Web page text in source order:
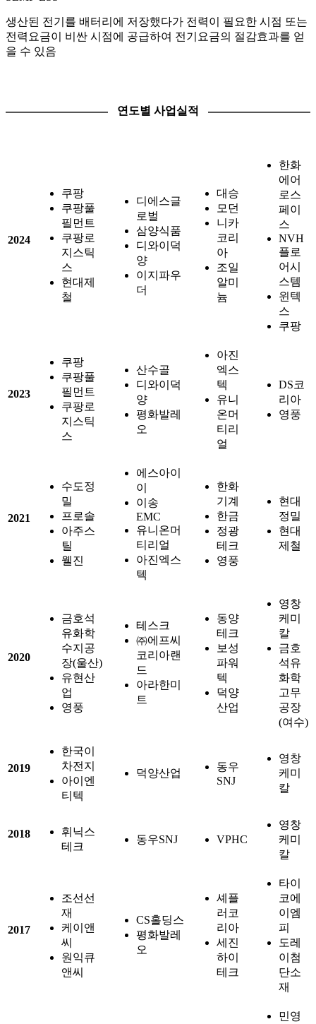
생산된 전기를 배터리에 저장했다가 전력이 필요한 시점 또는
전력요금이 비싼 시점에 공급하여 전기요금의 절감효과를 얻
을 수 있음
연도별 사업실적
2024
쿠팡
쿠팡풀
필먼트
쿠팡로
지스틱
스
현대제
철
디에스글
로벌
삼양식품
디와이덕
양
이지파우
더
대승
모던
니카
코리
아
조일
알미
늄
한화
에어
로스
페이
스
NVH
플로
어시
스템
윈텍
스
쿠팡
2023
쿠팡
쿠팡풀
필먼트
쿠팡로
지스틱
스
산수골
디와이덕
양
평화발레
오
아진
엑스
텍
유니
온머
티리
얼
DS코
리아
영풍
2021
수도정
밀
프로솔
아주스
틸
웰진
에스아이
이
이송
EMC
유니온머
티리얼
아진엑스
텍
한화
기계
한금
정광
테크
영풍
현대
정밀
현대
제철
2020
금호석
유화학
수지공
장(울산)
유현산
업
영풍
테스크
㈜에프씨
코리아랜
드
아라한미
트
동양
테크
보성
파워
텍
덕양
산업
영창
케미
칼
금호
석유
화학
고무
공장
(여수)
2019
한국이
차전지
아이엔
티텍
덕양산업
동우
SNJ
영창
케미
칼
2018
휘닉스
테크
동우SNJ VPHC
영창
케미
칼
2017
조선선
재
케이앤
씨
원익큐
앤씨
CS홀딩스
평화발레
오
셰플
러코
리아
세진
하이
테크
타이
코에
이엠
피
도레
이첨
단소
재
민영